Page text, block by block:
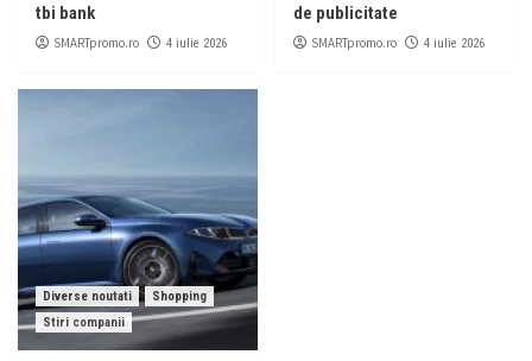
tbi bank
SMARTpromo.ro 4 iulie 2026
de publicitate
SMARTpromo.ro 4 iulie 2026
Diverse noutati
Shopping
Stiri companii